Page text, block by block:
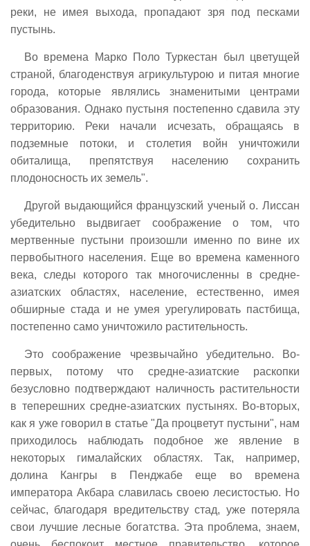
реки, не имея выхода, пропадают зря под песками
пустынь.
Во времена Марко Поло Туркестан был цветущей
страной, благоденствуя агрикультурою и питая многие
города, которые являлись знаменитыми центрами
образования. Однако пустыня постепенно сдавила эту
территорию. Реки начали исчезать, обращаясь в
подземные потоки, и столетия войн уничтожили
обиталища, препятствуя населению сохранить
плодоносность их земель".
Другой выдающийся французский ученый о. Лиссан
убедительно выдвигает соображение о том, что
мертвенные пустыни произошли именно по вине их
первобытного населения. Еще во времена каменного
века, следы которого так многочисленны в средне-
азиатских областях, население, естественно, имея
обширные стада и не умея урегулировать пастбища,
постепенно само уничтожило растительность.
Это соображение чрезвычайно убедительно. Во-
первых, потому что средне-азиатские раскопки
безусловно подтверждают наличность растительности
в теперешних средне-азиатских пустынях. Во-вторых,
как я уже говорил в статье "Да процветут пустыни", нам
приходилось наблюдать подобное же явление в
некоторых гималайских областях. Так, например,
долина Кангры в Пенджабе еще во времена
императора Акбара славилась своею лесистостью. Но
сейчас, благодаря вредительству стад, уже потеряла
свои лучшие лесные богатства. Эта проблема, знаем,